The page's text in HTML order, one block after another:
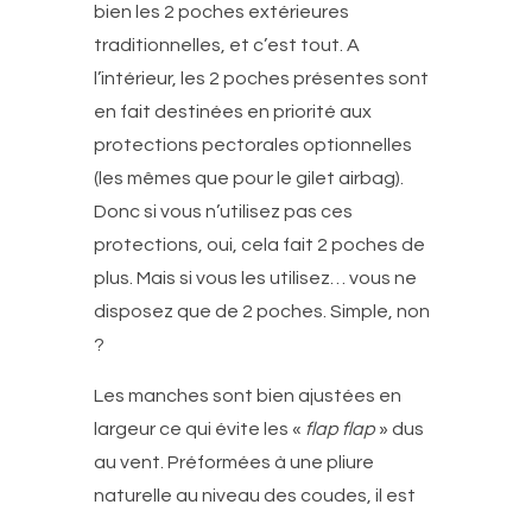
bien les 2 poches extérieures
traditionnelles, et c’est tout. A
l’intérieur, les 2 poches présentes sont
en fait destinées en priorité aux
protections pectorales optionnelles
(les mêmes que pour le gilet airbag).
Donc si vous n’utilisez pas ces
protections, oui, cela fait 2 poches de
plus. Mais si vous les utilisez… vous ne
disposez que de 2 poches. Simple, non
?
Les manches sont bien ajustées en
largeur ce qui évite les « flap flap » dus
au vent. Préformées à une pliure
naturelle au niveau des coudes, il est